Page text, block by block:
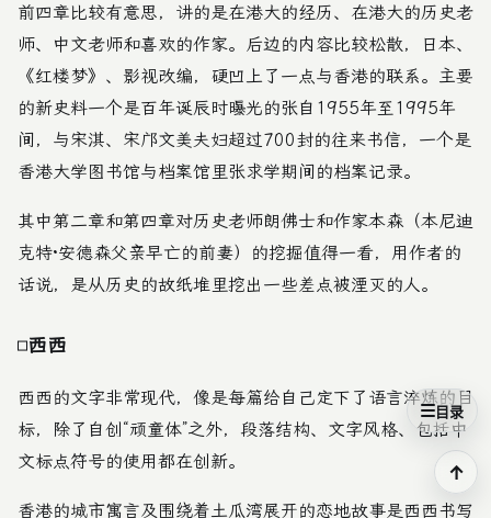
前四章比较有意思，讲的是在港大的经历、在港大的历史老
师、中文老师和喜欢的作家。后边的内容比较松散，日本、
《红楼梦》 、影视改编，硬凹上了一点与香港的联系。主要
的新史料一个是百年诞辰时曝光的张自1955年至1995年
间，与宋淇、宋邝文美夫妇超过700封的往来书信，一个是
香港大学图书馆与档案馆里张求学期间的档案记录。
其中第二章和第四章对历史老师朗佛士和作家本森（本尼迪
克特·安德森父亲早亡的前妻）的挖掘值得一看，用作者的
话说，是从历史的故纸堆里挖出一些差点被湮灭的人。
西西
西西的文字非常现代，像是每篇给自己定下了语言淬炼的目
标，除了自创“顽童体”之外，段落结构、文字风格、包括中
文标点符号的使用都在创新。
香港的城市寓言及围绕着土瓜湾展开的恋地故事是西西书写
目录
↑